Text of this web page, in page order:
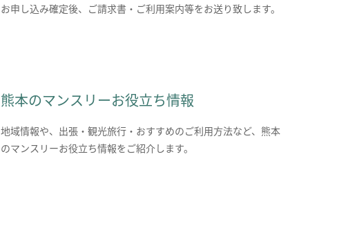
お申し込み確定後、ご請求書・ご利用案内等をお送り致します。
熊本のマンスリーお役立ち情報
地域情報や、出張・観光旅行・おすすめのご利用方法など、熊本
のマンスリーお役立ち情報をご紹介します。